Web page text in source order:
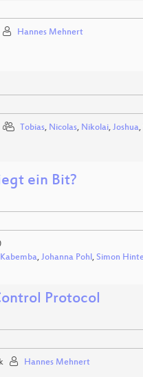
Hannes Mehnert
Tobias, Nicolas, Nikolai, Joshua,
ein Bit?
, Johanna Pohl, Simon
Protocol
Hannes Mehnert